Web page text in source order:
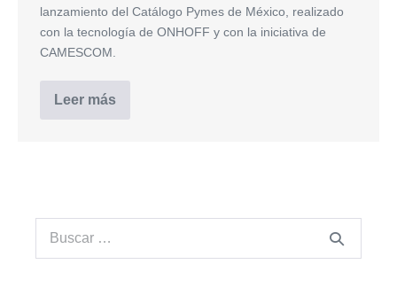
lanzamiento del Catálogo Pymes de México, realizado
con la tecnología de ONHOFF y con la iniciativa de
CAMESCOM.
Leer más